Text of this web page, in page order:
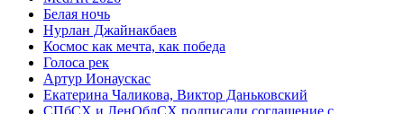
Белая ночь
Нурлан Джайнакбаев
Космос как мечта, как победа
Голоса рек
Артур Ионаускас
Екатерина Чаликова, Виктор Даньковский
СПбСХ и ЛенОблСХ подписали соглашение с